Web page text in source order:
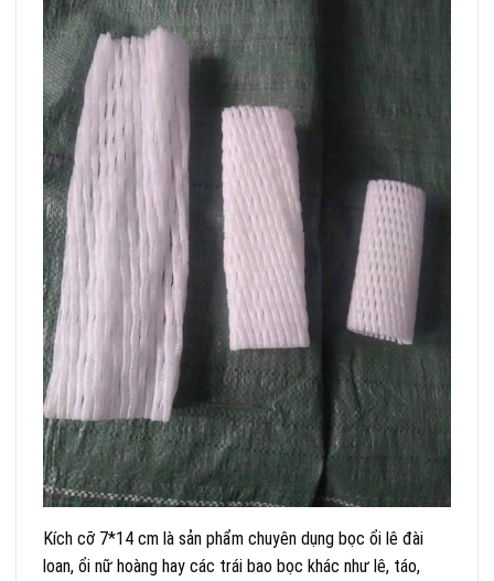
Kích cỡ 7*14 cm là sản phẩm chuyên dụng bọc ổi lê đài
loan, ổi nữ hoàng hay các trái bao bọc khác như lê, táo,